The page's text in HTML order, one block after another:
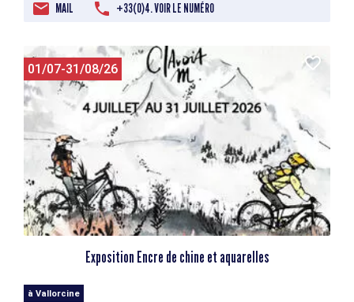
MAIL +33(0)4. VOIR LE NUMÉRO
01/07-31/08/26
Exposition Encre de chine et aquarelles
à Vallorcine